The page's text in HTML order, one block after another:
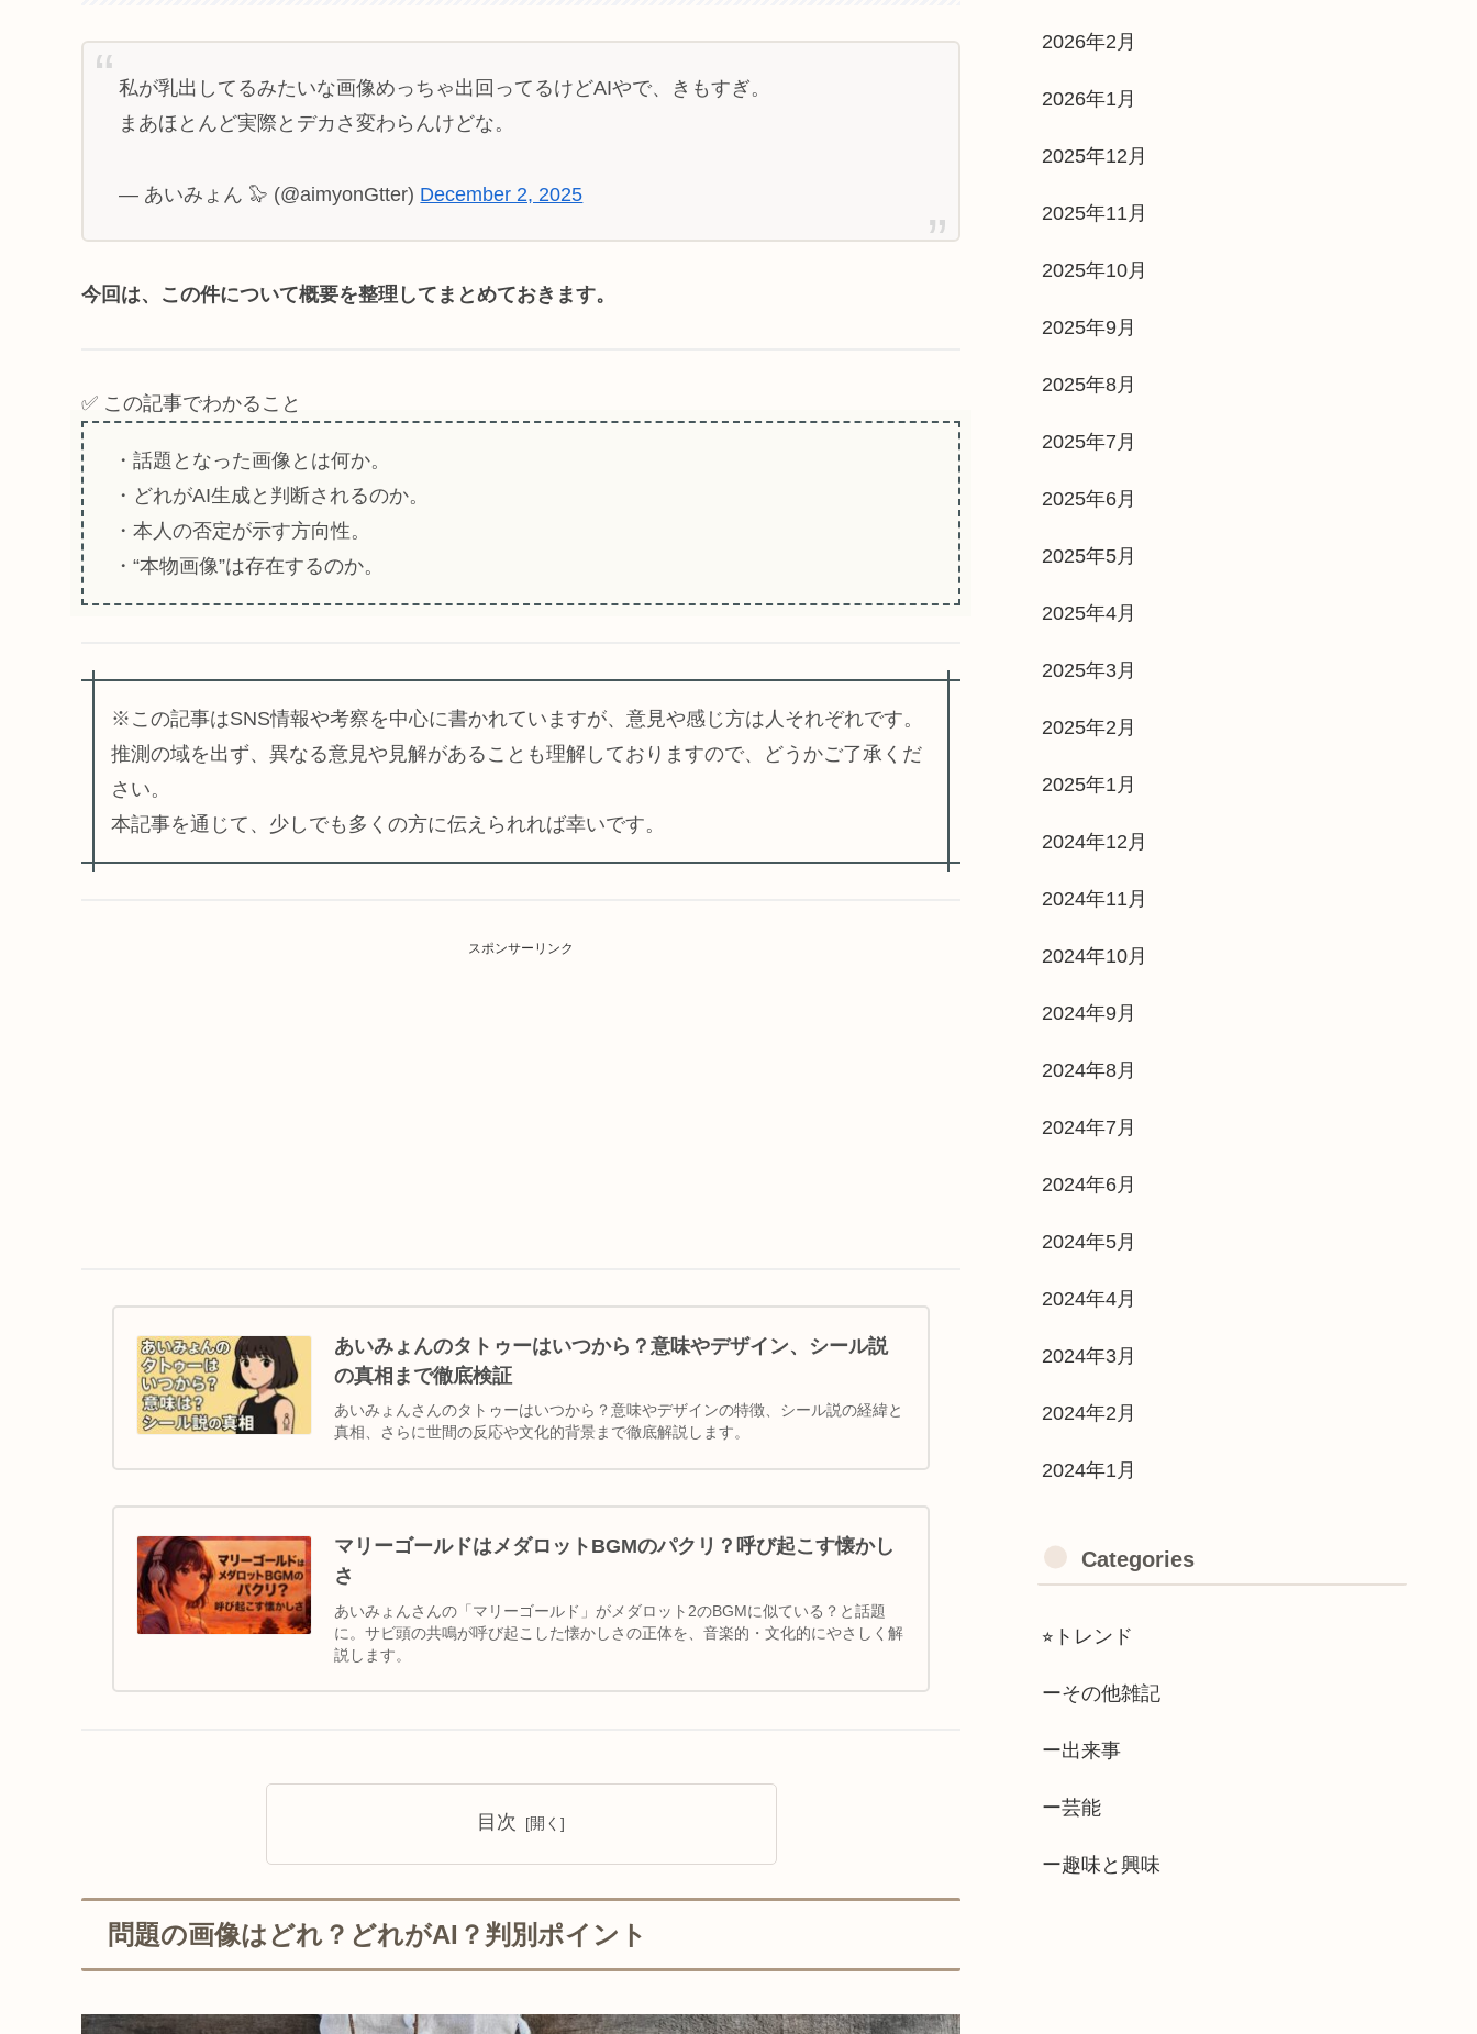
私が乳出してるみたいな画像めっちゃ出回ってるけどAIやで、きもすぎ。
まあほとんど実際とデカさ変わらんけどな。
— あいみょん 🦭 (@aimyonGtter) December 2, 2025
今回は、この件について概要を整理してまとめておきます。
✅ この記事でわかること
・話題となった画像とは何か。
・どれがAI生成と判断されるのか。
・本人の否定が示す方向性。
・“本物画像”は存在するのか。
※この記事はSNS情報や考察を中心に書かれていますが、意見や感じ方は人それぞれです。
推測の域を出ず、異なる意見や見解があることも理解しておりますので、どうかご了承くだ
さい。
本記事を通じて、少しでも多くの方に伝えられれば幸いです。
スポンサーリンク
あいみょんのタトゥーはいつから？意味やデザイン、シール説
の真相まで徹底検証
あいみょんさんのタトゥーはいつから？意味やデザインの特徴、シール説の経緯と
真相、さらに世間の反応や文化的背景まで徹底解説します。
マリーゴールドはメダロットBGMのパクリ？呼び起こす懐かし
さ
あいみょんさんの「マリーゴールド」がメダロット2のBGMに似ている？と話題
に。サビ頭の共鳴が呼び起こした懐かしさの正体を、音楽的・文化的にやさしく解
説します。
目次
問題の画像はどれ？どれがAI？判別ポイント
2026年2月
2026年1月
2025年12月
2025年11月
2025年10月
2025年9月
2025年8月
2025年7月
2025年6月
2025年5月
2025年4月
2025年3月
2025年2月
2025年1月
2024年12月
2024年11月
2024年10月
2024年9月
2024年8月
2024年7月
2024年6月
2024年5月
2024年4月
2024年3月
2024年2月
2024年1月
Categories
⭐︎トレンド
ーその他雑記
ー出来事
ー芸能
ー趣味と興味